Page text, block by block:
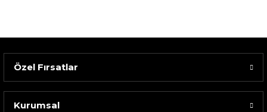
Özel Fırsatlar
Kurumsal